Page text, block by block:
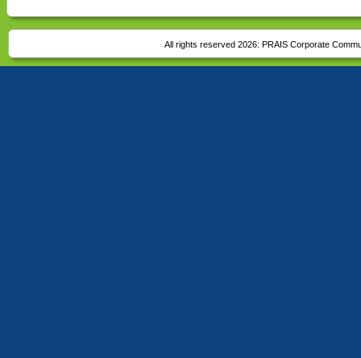
All rights reserved 2026: PRAIS Corporate